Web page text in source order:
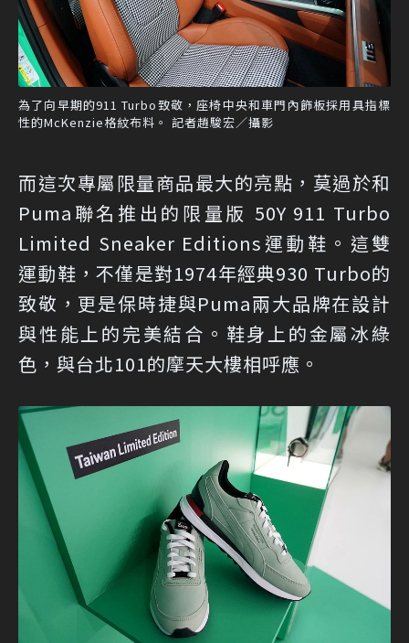
為了向早期的911 Turbo致敬，座椅中央和車門內飾板採用具指標
性的McKenzie格紋布料。 記者趙駿宏／攝影
而這次專屬限量商品最大的亮點，莫過於和
Puma聯名推出的限量版 50Y 911 Turbo
Limited Sneaker Editions運動鞋。這雙
運動鞋，不僅是對1974年經典930 Turbo的
致敬，更是保時捷與Puma兩大品牌在設計
與性能上的完美結合。鞋身上的金屬冰綠
色，與台北101的摩天大樓相呼應。